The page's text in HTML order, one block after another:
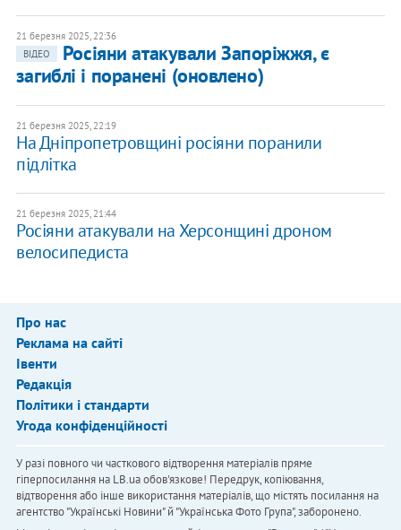
21 березня 2025, 22:36
ВІДЕО
Росіяни атакували Запоріжжя, є
загиблі і поранені (оновлено)
21 березня 2025, 22:19
На Дніпропетровщині росіяни поранили
підлітка
21 березня 2025, 21:44
​Росіяни атакували на Херсонщині дроном
велосипедиста
Про нас
Реклама на сайті
Івенти
Редакція
Політики і стандарти
Угода конфіденційності
У разі повного чи часткового відтворення матеріалів пряме
гіперпосилання на LB.ua обов'язкове! Передрук, копіювання,
відтворення або інше використання матеріалів, що містять посилання на
агентство "Українськi Новини" й "Українська Фото Група", заборонено.